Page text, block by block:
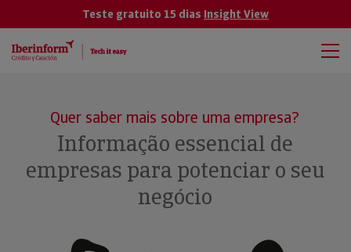
Teste gratuito 15 dias Insight View
Quer saber mais sobre uma empresa?
Informação essencial de
empresas para potenciar o seu
negócio